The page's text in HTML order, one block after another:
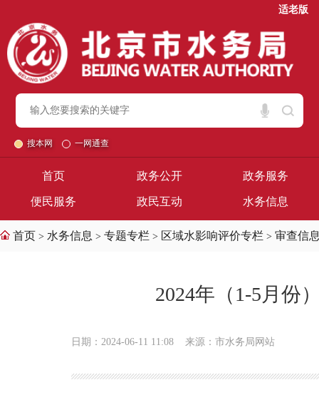
适老版
搜本网 一网通查
首页 政务公开 政务服务
便民服务 政民互动 水务信息
首页 > 水务信息 > 专题专栏 > 区域水影响评价专栏 > 审查信
2024年（1-5月份
日期：2024-06-11 11:08 来源：市水务局网站